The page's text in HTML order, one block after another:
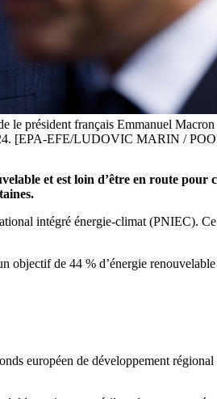
président français Emmanuel
[EPA-EFE/LUDOVIC MARIN /
et est loin d’être en route
intégré énergie-climat (PNIEC).
de 44 % d’énergie
européen de développement